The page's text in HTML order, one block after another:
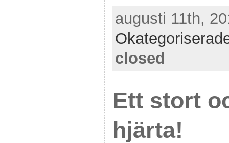
augusti 11th,
closed
Ett stort
hjärta!